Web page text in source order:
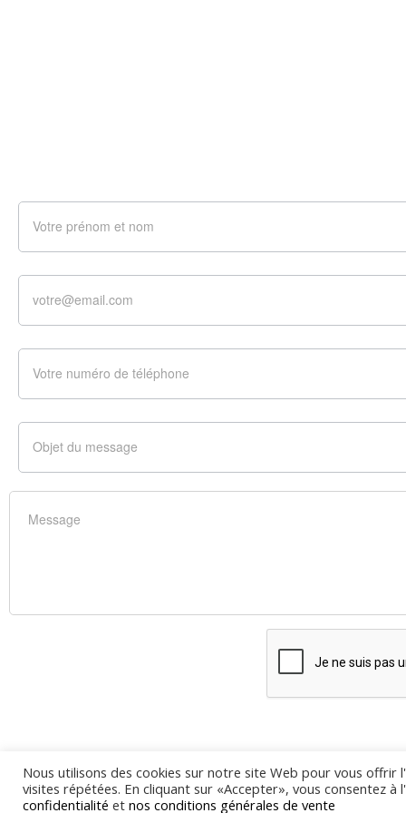
Nous utilisons des cookies sur notre site Web pour vous
visites répétées. En cliquant sur «Accepter», vous consentez à
confidentialité et nos conditions générales de vente